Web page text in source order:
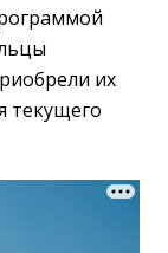
их
текущего